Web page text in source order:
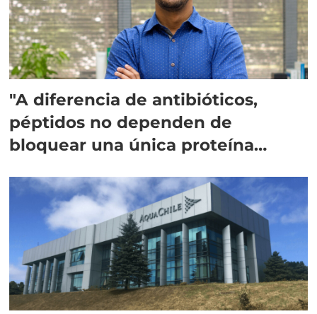
"A diferencia de antibióticos,
péptidos no dependen de
bloquear una única proteína